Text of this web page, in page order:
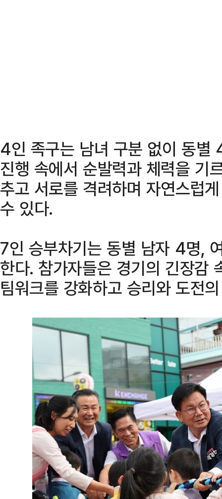
4인 족구는 남녀 구분 없이 동별
진행 속에서 순발력과 체력을 기
추고 서로를 격려하며 자연스럽
수 있다.
7인 승부차기는 동별 남자 4명,
한다. 참가자들은 경기의 긴장감
팀워크를 강화하고 승리와 도전